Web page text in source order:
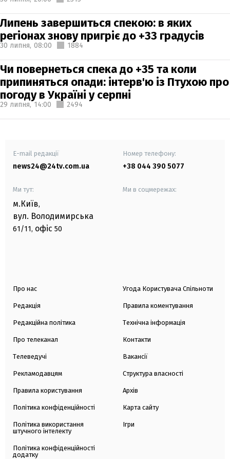
Липень завершиться спекою: в яких
регіонах знову пригріє до +33 градусів
30 липня, 08:00 1884
Чи повернеться спека до +35 та коли
припиняться опади: інтерв'ю із Птухою про
погоду в Україні у серпні
29 липня, 14:00 2494
E-mail редакції
news24@24tv.com.ua
Номер телефону:
+38 044 390 5077
Ми тут:
м.Київ,
вул. Володимирська
61/11, офіс 50
Ми в соцмережах:
Про нас
Редакція
Редакційна політика
Про телеканал
Телеведучі
Рекламодавцям
Правила користування
Політика конфіденційності
Політика використання
штучного інтелекту
Політика конфіденційності
додатку
Угода Користувача Спільноти
Правила коментування
Технічна інформація
Контакти
Вакансії
Структура власності
Архів
Карта сайту
Ігри